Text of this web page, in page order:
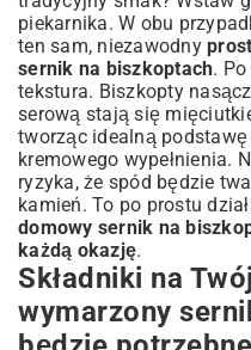
piekarnika. W obu
ten sam, niezawodny
sernik na biszkoptach.
tekstura. Biszkopty
serową stają się
tworząc idealną podstawę
kremowego wypełnienia.
ryzyka, że spód będzie
kamień. To po prostu
domowy sernik na
każdą okazję.
Składniki na Twój
wymarzony